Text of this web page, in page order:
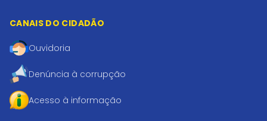
CANAIS DO CIDADÃO
Ouvidoria
Denúncia à corrupção
Acesso à informação